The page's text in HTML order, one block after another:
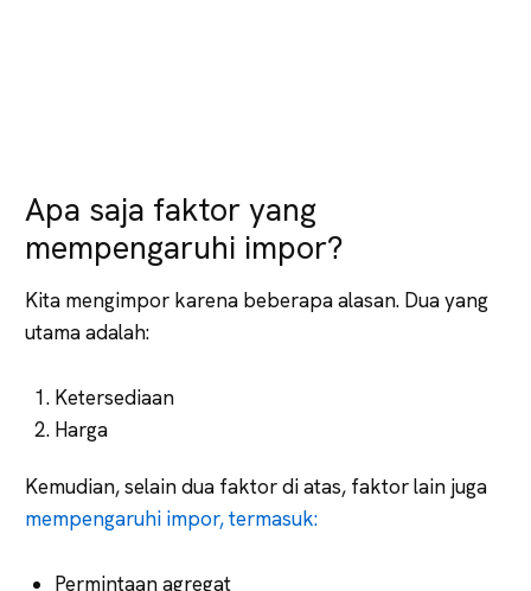
Apa saja faktor yang
mempengaruhi impor?
Kita mengimpor karena beberapa alasan. Dua yang
utama adalah:
Ketersediaan
Harga
Kemudian, selain dua faktor di atas, faktor lain juga
mempengaruhi impor, termasuk:
Permintaan agregat